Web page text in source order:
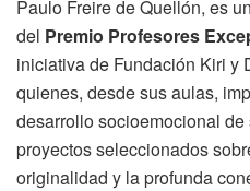
Paulo Freire de Quellón, es
del Premio Profesores
iniciativa de Fundación Kiri y
quienes, desde sus aulas,
desarrollo socioemocional
proyectos seleccionados
originalidad y la profunda